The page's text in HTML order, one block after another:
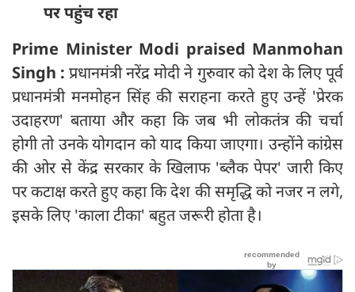
पर पहुंच रहा
Prime Minister Modi praised Manmohan
Singh :प्रधानमंत्री नरेंद्र मोदी ने गुरुवार को देश के लिए पूर्व
प्रधानमंत्री मनमोहन सिंह की सराहना करते हुए उन्हें 'प्रेरक
उदाहरण' बताया और कहा कि जब भी लोकतंत्र की चर्चा
होगी तो उनके योगदान को याद किया जाएगा। उन्होंने कांग्रेस
की ओर से केंद्र सरकार के खिलाफ 'ब्लैक पेपर' जारी किए
पर कटाक्ष करते हुए कहा कि देश की समृद्धि को नजर न लगे,
इसके लिए 'काला टीका' बहुत जरूरी होता है।